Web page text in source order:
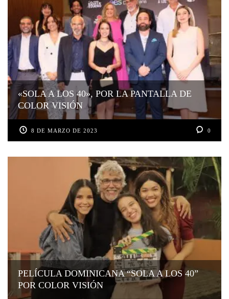
«SOLA A LOS 40», POR LA PANTALLA DE
COLOR VISIÓN
8 DE MARZO DE 2023 0
PELÍCULA DOMINICANA “SOLA A LOS 40”
POR COLOR VISIÓN